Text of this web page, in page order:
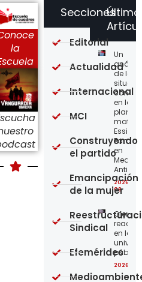
la
Un
de la
en la
planta
matriz
Essity-
Familia
en
2026-
08
en las
2026-
Secciones
Editorial
Actualidad
Internacional
MCI
Construyendo
el partido
Emancipación
de la mujer
Sindical
Efemérides